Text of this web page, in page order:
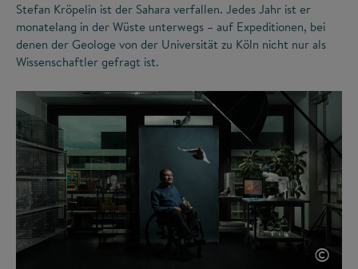
Stefan Kröpelin ist der Sahara verfallen. Jedes Jahr ist er
monatelang in der Wüste unterwegs – auf Expeditionen, bei
denen der Geologe von der Universität zu Köln nicht nur als
Wissenschaftler gefragt ist.
©